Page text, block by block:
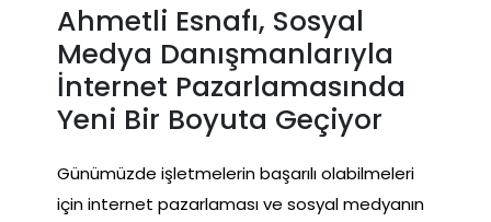
Ahmetli Esnafı, Sosyal
Medya Danışmanlarıyla
İnternet Pazarlamasında
Yeni Bir Boyuta Geçiyor
Günümüzde işletmelerin başarılı olabilmeleri
için internet pazarlaması ve sosyal medyanın